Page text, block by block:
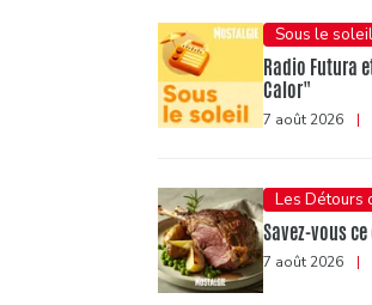
Sous le soleil
Radio Futura
Calor"
7 août 2026 |
Les Détours
Savez-vous
7 août 2026 |